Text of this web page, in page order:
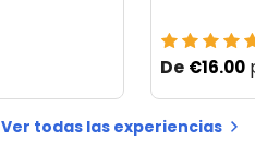
De €16.00
Ver todas las experiencias